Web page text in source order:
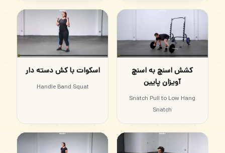
کشش اسنچ به اسنچ
آویزان پایین
Snatch Pull to Low Hang
Snatch
اسکوات با کش دسته دار
Handle Band Squat